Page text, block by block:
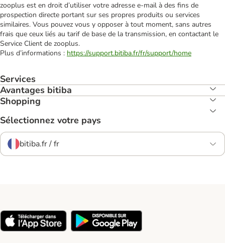
zooplus est en droit d’utiliser votre adresse e‑mail à des fins de
prospection directe portant sur ses propres produits ou services
similaires. Vous pouvez vous y opposer à tout moment, sans autres
frais que ceux liés au tarif de base de la transmission, en contactant le
Service Client de zooplus.
Plus d’informations : https://support.bitiba.fr/fr/support/home
Services
Avantages bitiba
Shopping
Sélectionnez votre pays
bitiba.fr / fr